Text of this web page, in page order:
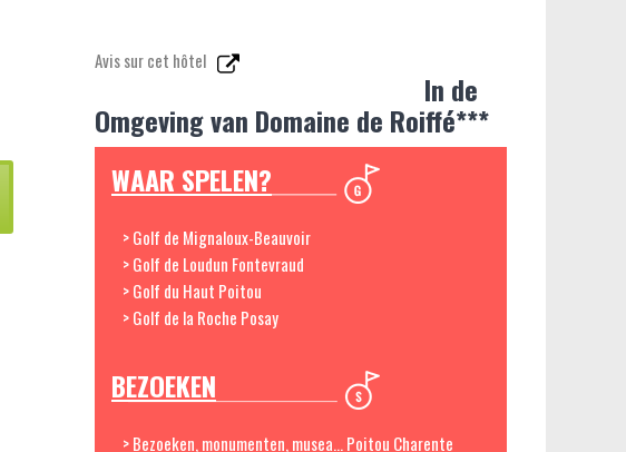
Avis sur cet hôtel
In de
Omgeving van Domaine de Roiffé***
WAAR SPELEN?
> Golf de Mignaloux-Beauvoir
> Golf de Loudun Fontevraud
> Golf du Haut Poitou
> Golf de la Roche Posay
BEZOEKEN
> Bezoeken, monumenten, musea... Poitou Charente